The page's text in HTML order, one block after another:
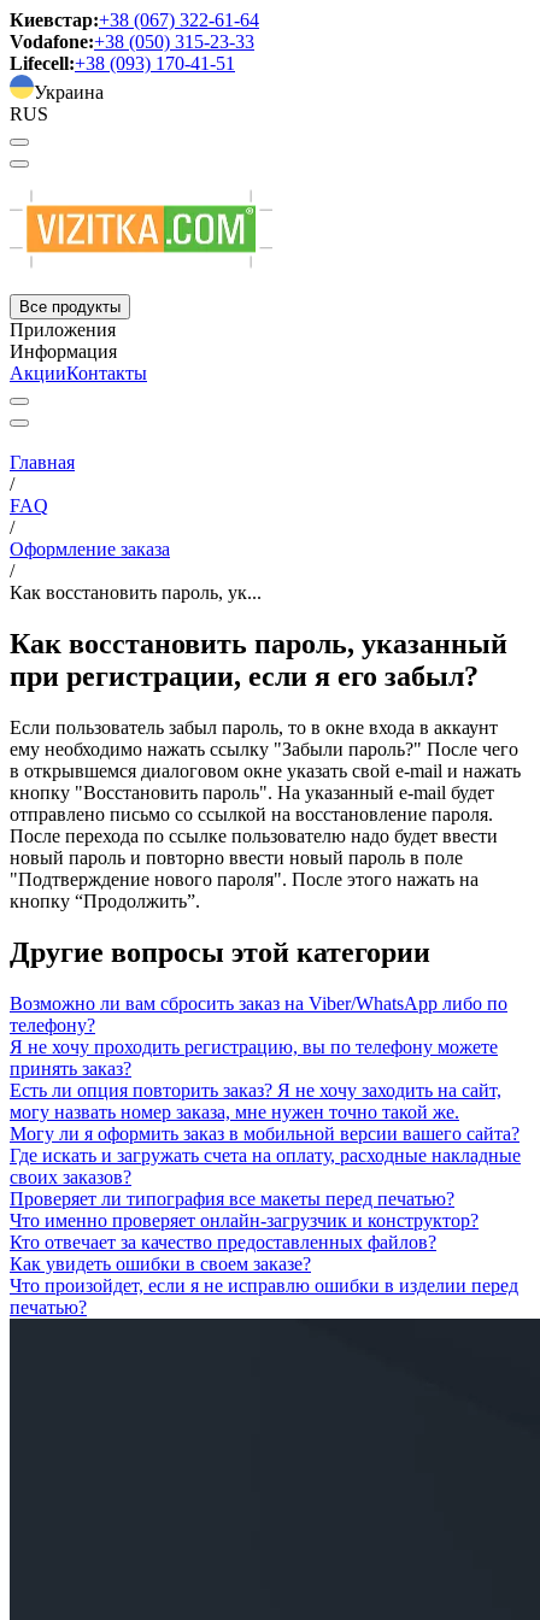
Киевстар:+38 (067) 322-61-64
Vodafone:+38 (050) 315-23-33
Lifecell:+38 (093) 170-41-51
Украина
RUS
Все продукты
Приложения
Информация
АкцииКонтакты
Главная
/
FAQ
/
Оформление заказа
/
Как восстановить пароль, ук...
Как восстановить пароль, указанный
при регистрации, если я его забыл?
Если пользователь забыл пароль, то в окне входа в аккаунт
ему необходимо нажать ссылку "Забыли пароль?" После чего
в открывшемся диалоговом окне указать свой e-mail и нажать
кнопку "Восстановить пароль". На указанный e-mail будет
отправлено письмо со ссылкой на восстановление пароля.
После перехода по ссылке пользователю надо будет ввести
новый пароль и повторно ввести новый пароль в поле
"Подтверждение нового пароля". После этого нажать на
кнопку “Продолжить”.
Другие вопросы этой категории
Возможно ли вам сбросить заказ на Viber/WhatsApp либо по
телефону?
Я не хочу проходить регистрацию, вы по телефону можете
принять заказ?
Есть ли опция повторить заказ? Я не хочу заходить на сайт,
могу назвать номер заказа, мне нужен точно такой же.
Могу ли я оформить заказ в мобильной версии вашего сайта?
Где искать и загружать счета на оплату, расходные накладные
своих заказов?
Проверяет ли типография все макеты перед печатью?
Что именно проверяет онлайн-загрузчик и конструктор?
Кто отвечает за качество предоставленных файлов?
Как увидеть ошибки в своем заказе?
Что произойдет, если я не исправлю ошибки в изделии перед
печатью?